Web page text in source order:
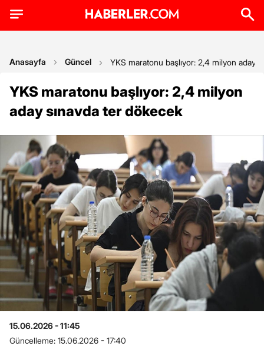
Anasayfa Güncel YKS maratonu başlıyor: 2,4 milyon aday
YKS maratonu başlıyor: 2,4 milyon
aday sınavda ter dökecek
15.06.2026 - 11:45
Güncelleme: 15.06.2026 - 17:40